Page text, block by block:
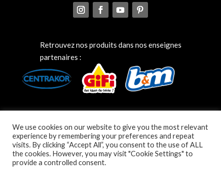
Retrouvez nos produits dans nos enseignes
partenaires :
We use cookies on our website to give you the most relevant
experience by remembering your preferences and repeat
visits. By clicking “Accept All”, you consent to the use of ALL
the cookies. However, you may visit "Cookie Settings" to
provide a controlled consent.